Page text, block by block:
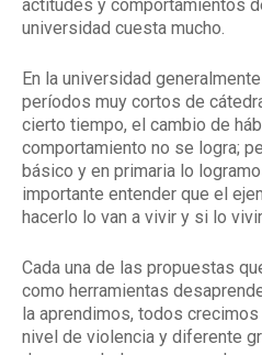
actitudes y comportamientos
universidad cuesta mucho.
En la universidad
períodos muy cortos de
cierto tiempo, el cambio de
comportamiento no se logra;
básico y en primaria lo
importante entender que el
hacerlo lo van a vivir y si lo
Cada una de las propuestas
como herramientas
la aprendimos, todos
nivel de violencia y diferente